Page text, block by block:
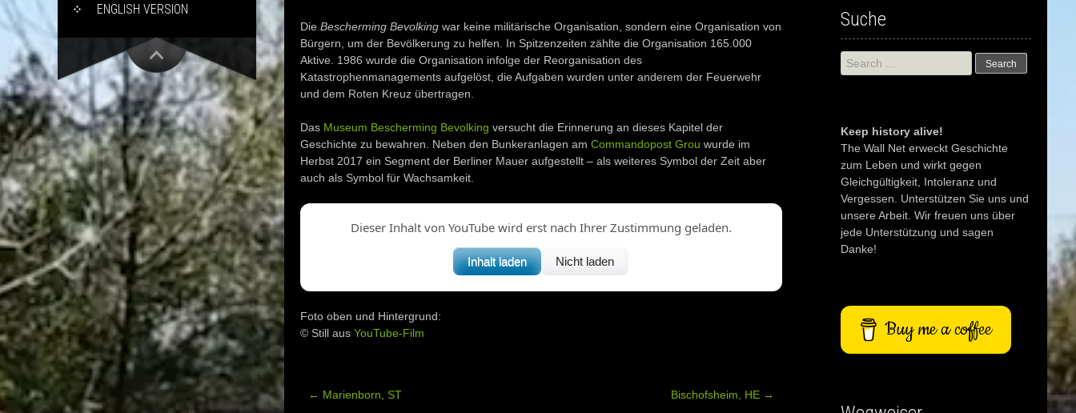
ENGLISH VERSION
Die Bescherming Bevolkingwar keine militärische Organisation, sondern eine Organisation von
Bürgern, um der Bevölkerung zu helfen. In Spitzenzeiten zählte die Organisation 165.000
Aktive. 1986 wurde die Organisation infolge der Reorganisation des
Katastrophenmanagements aufgelöst, die Aufgaben wurden unter anderem der Feuerwehr
und dem Roten Kreuz übertragen.
Das Museum Bescherming Bevolking versucht die Erinnerung an dieses Kapitel der
Geschichte zu bewahren. Neben den Bunkeranlagen am Commandopost Grou wurde im
Herbst 2017 ein Segment der Berliner Mauer aufgestellt – als weiteres Symbol der Zeit aber
auch als Symbol für Wachsamkeit.
Dieser Inhalt von YouTube wird erst nach Ihrer Zustimmung geladen.
Inhalt laden Nicht laden
Foto oben und Hintergrund:
© Still aus YouTube-Film
Post
← Marienborn, ST Bischofsheim, HE →
Suche
Search
for:
Keep history alive!
The Wall Net erweckt Geschichte
zum Leben und wirkt gegen
Gleichgültigkeit, Intoleranz und
Vergessen. Unterstützen Sie uns und
unsere Arbeit. Wir freuen uns über
jede Unterstützung und sagen
Danke!
Buy me a coffee